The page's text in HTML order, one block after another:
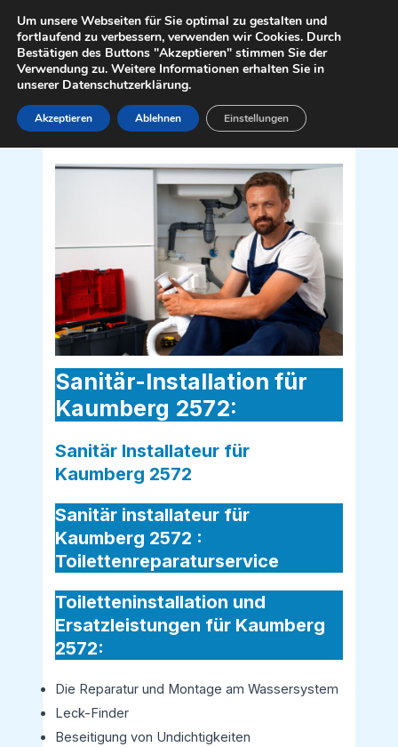
Inhalt
springen
Sanitär Installateur für Kaumberg
Sanitär-Installation für
Kaumberg 2572:
Sanitär Installateur für
Kaumberg 2572
Sanitär installateur für
Kaumberg 2572 :
Toilettenreparaturservice
Toiletteninstallation und
Ersatzleistungen für Kaumberg
2572:
Die Reparatur und Montage am Wassersystem
Leck-Finder
Beseitigung von Undichtigkeiten
Um unsere Webseiten für Sie optimal zu gestalten und
fortlaufend zu verbessern, verwenden wir Cookies. Durch
Bestätigen des Buttons "Akzeptieren" stimmen Sie der
Verwendung zu. Weitere Informationen erhalten Sie in
unserer Datenschutzerklärung.
Akzeptieren Ablehnen Einstellungen